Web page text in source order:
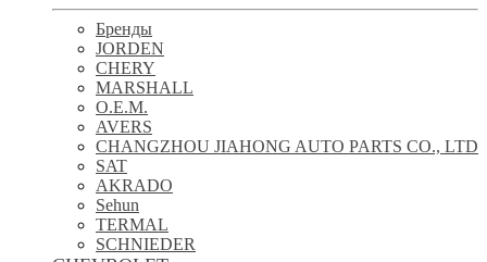
Бренды
JORDEN
CHERY
MARSHALL
O.E.M.
AVERS
CHANGZHOU JIAHONG AUTO PARTS CO., LTD
SAT
AKRADO
Sehun
TERMAL
SCHNIEDER